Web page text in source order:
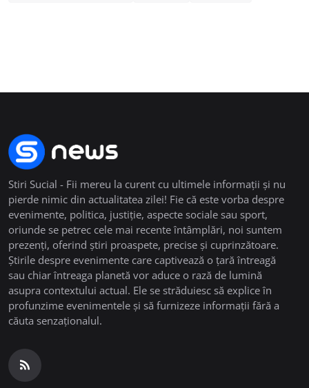
Stiri Sucial - Fii mereu la curent cu ultimele informații și nu
pierde nimic din actualitatea zilei! Fie că este vorba despre
evenimente, politica, justiție, aspecte sociale sau sport,
oriunde se petrec cele mai recente întâmplări, noi suntem
prezenți, oferind știri proaspete, precise și cuprinzătoare.
Știrile despre evenimente care captivează o țară întreagă
sau chiar întreaga planetă vor aduce o rază de lumină
asupra contextului actual. Ele se străduiesc să explice în
profunzime evenimentele și să furnizeze informații fără a
căuta senzaționalul.